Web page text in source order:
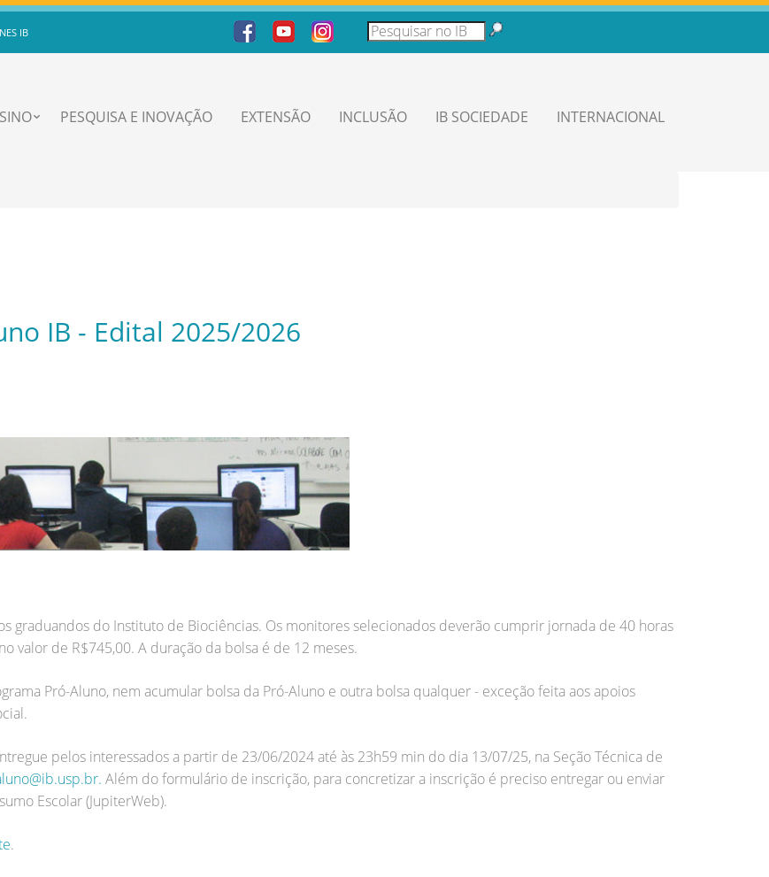
IB
PESQUISA E INOVAÇÃO EXTENSÃO INCLUSÃO IB SOCIEDADE INTERNACIONAL
IB - Edital 2025/2026
graduandos do Instituto de Biociências. Os monitores selecionados deverão cumprir jornada de 40 horas
valor de R$745,00. A duração da bolsa é de 12 meses.
Pró-Aluno, nem acumular bolsa da Pró-Aluno e outra bolsa qualquer - exceção feita aos apoios
pelos interessados a partir de 23/06/2024 até às 23h59 min do dia 13/07/25, na Seção Técnica de
Além do formulário de inscrição, para concretizar a inscrição é preciso entregar ou enviar
Escolar (JupiterWeb).
.